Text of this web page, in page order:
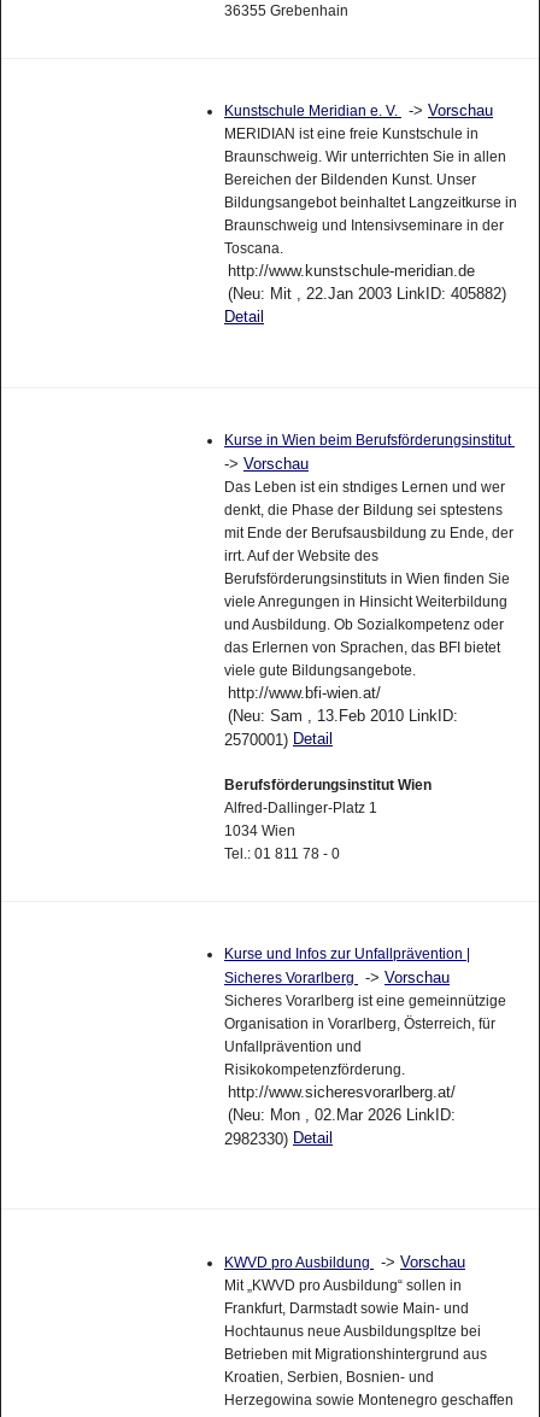
36355 Grebenhain
Kunstschule Meridian e. V. -> Vorschau
MERIDIAN ist eine freie Kunstschule in
Braunschweig. Wir unterrichten Sie in allen
Bereichen der Bildenden Kunst. Unser
Bildungsangebot beinhaltet Langzeitkurse in
Braunschweig und Intensivseminare in der
Toscana.
http://www.kunstschule-meridian.de
(Neu: Mit , 22.Jan 2003 LinkID: 405882)
Detail
Kurse in Wien beim Berufsförderungsinstitut
-> Vorschau
Das Leben ist ein stndiges Lernen und wer
denkt, die Phase der Bildung sei sptestens
mit Ende der Berufsausbildung zu Ende, der
irrt. Auf der Website des
Berufsförderungsinstituts in Wien finden Sie
viele Anregungen in Hinsicht Weiterbildung
und Ausbildung. Ob Sozialkompetenz oder
das Erlernen von Sprachen, das BFI bietet
viele gute Bildungsangebote.
http://www.bfi-wien.at/
(Neu: Sam , 13.Feb 2010 LinkID:
2570001) Detail
Berufsförderungsinstitut Wien
Alfred-Dallinger-Platz 1
1034 Wien
Tel.: 01 811 78 - 0
Kurse und Infos zur Unfallprävention |
Sicheres Vorarlberg
-> Vorschau
Sicheres Vorarlberg ist eine gemeinnützige
Organisation in Vorarlberg, Österreich, für
Unfallprävention und
Risikokompetenzförderung.
http://www.sicheresvorarlberg.at/
(Neu: Mon , 02.Mar 2026 LinkID:
2982330) Detail
KWVD pro Ausbildung -> Vorschau
Mit „KWVD pro Ausbildung“ sollen in
Frankfurt, Darmstadt sowie Main- und
Hochtaunus neue Ausbildungspltze bei
Betrieben mit Migrationshintergrund aus
Kroatien, Serbien, Bosnien- und
Herzegowina sowie Montenegro geschaffen